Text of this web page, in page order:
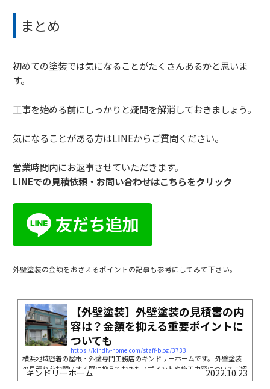
まとめ
初めての塗装では気になることがたくさんあるかと思いま
す。
工事を始める前にしっかりと疑問を解消しておきましょう。
気になることがある方はLINEからご質問ください。
営業時間内にお返事させていただきます。
LINEでの見積依頼・お問い合わせはこちらをクリック
外壁塗装の金額をおさえるポイントの記事も参考にしてみて下さい。
【外壁塗装】外壁塗装の見積書の内
容は？金額を抑える重要ポイントに
ついても
https://kindly-home.com/staff-blog/3733
横浜地域密着の屋根・外壁専門工務店のキンドリーホームです。 外壁塗装
の見積りをお願いする際に抑えておきたいポイントや施工内容についてご紹
介します。 外壁塗装の見積りについて 外壁塗装をする際に見積を取得する
キンドリーホーム 2022.10.23